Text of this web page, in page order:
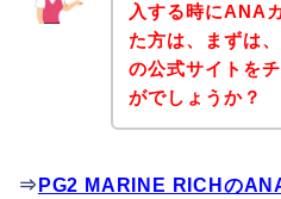
入する時にANA
た方は、まずは
の公式サイトを
がでしょうか？
⇒ PG2 MARINE RICHの